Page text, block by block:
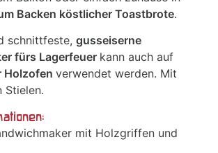
Backen köstlicher Toastbrote.
schnittfeste, gusseiserne
fürs Lagerfeuer kann auch auf
Holzofen verwendet werden. Mit
Stielen.
mit Holzgriffen und